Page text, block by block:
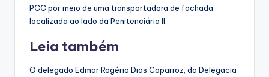
PCC por meio de uma transportadora de fachada
localizada ao lado da Penitenciária II.
Leia também
O delegado Edmar Rogério Dias Caparroz, da Delegacia